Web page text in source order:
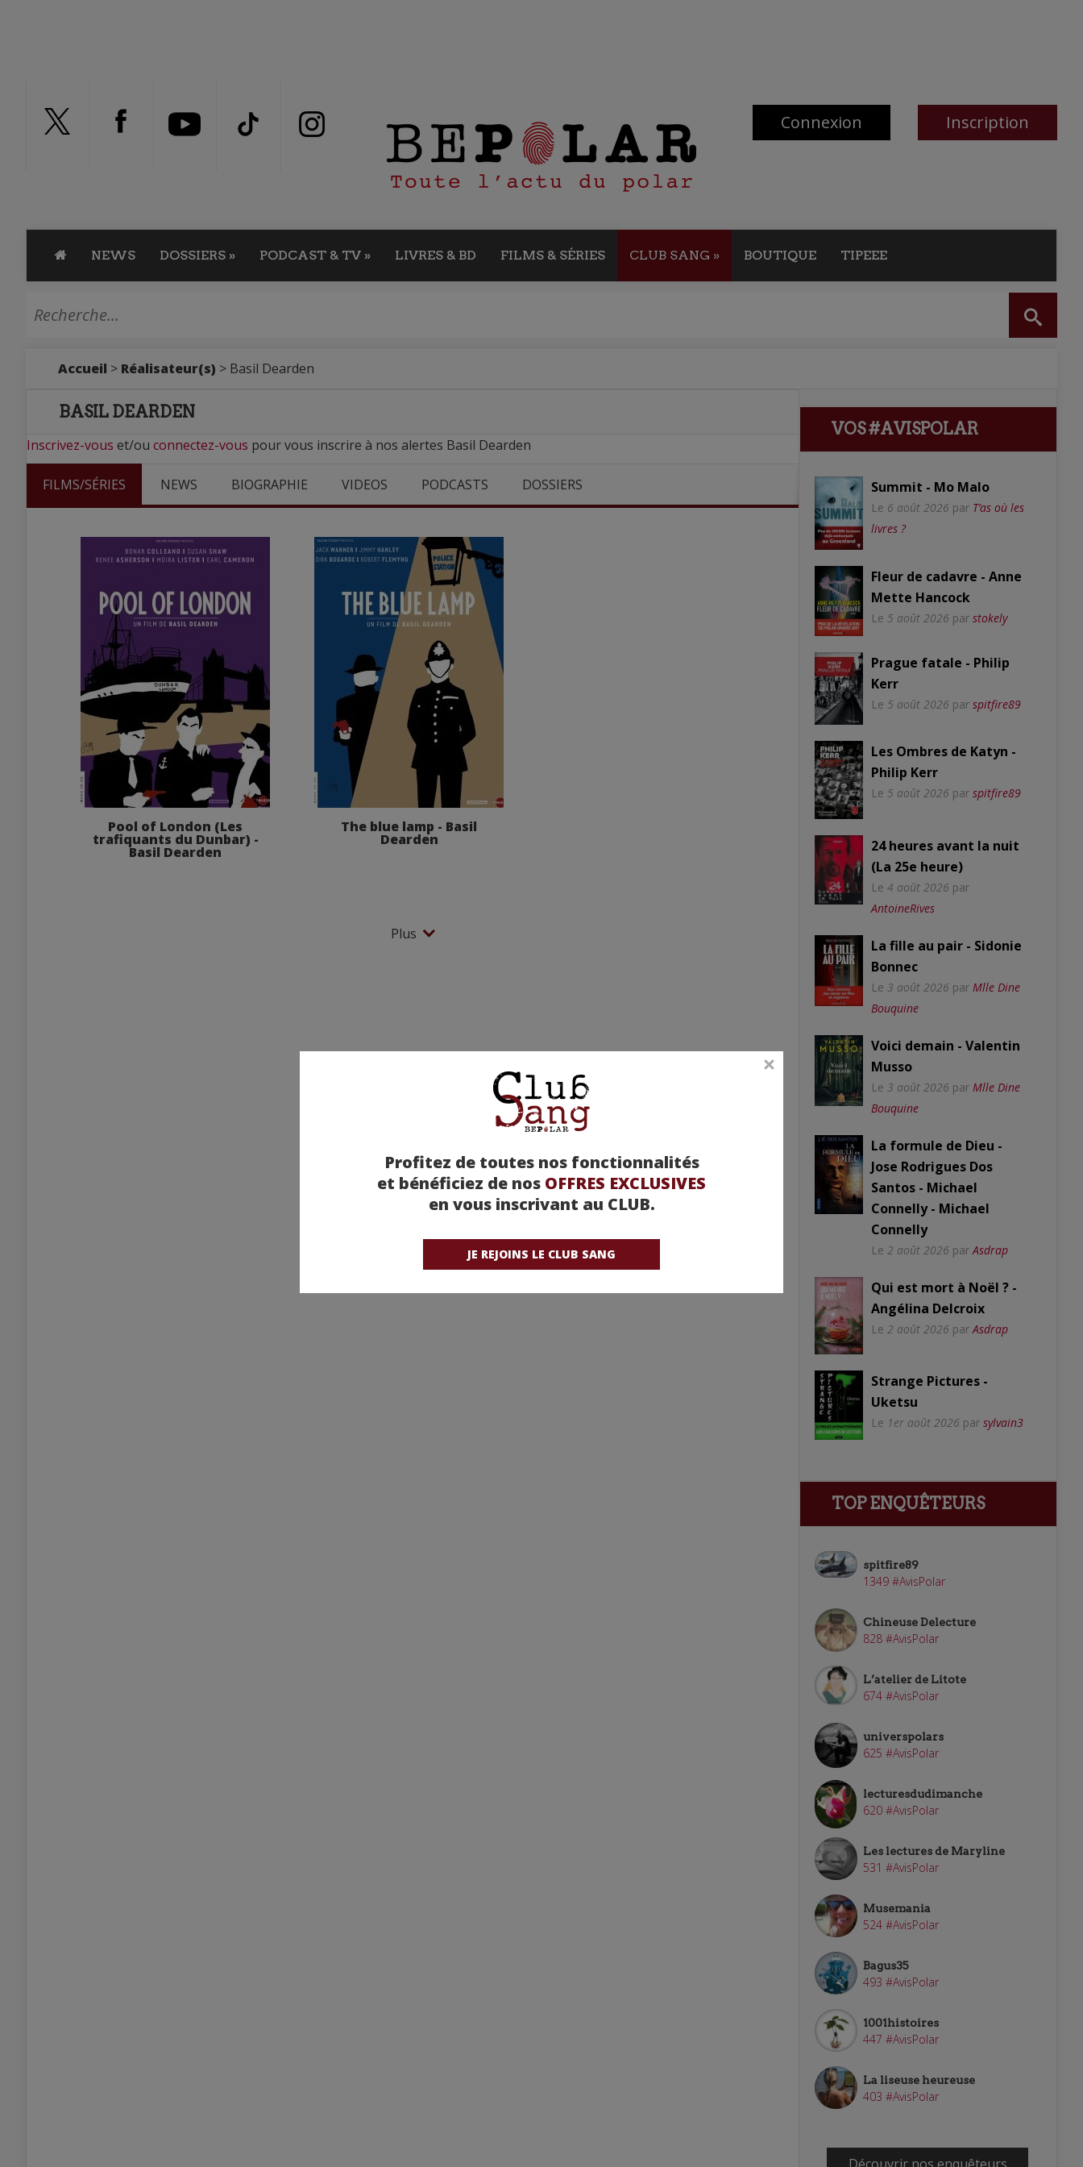
Connexion Inscription
NEWS DOSSIERS » PODCAST & TV » LIVRES & BD FILMS & SÉRIES CLUB SANG » BOUTIQUE TIPEEE
Profitez de toutes nos fonctionnalités
et bénéficiez de nos OFFRES EXCLUSIVES
en vous inscrivant au CLUB.
JE REJOINS LE CLUB SANG
Accueil > Réalisateur(s) > Basil Dearden
BASIL DEARDEN
Inscrivez-vous et/ou connectez-vous pour vous inscrire à nos alertes Basil Dearden
FILMS/SÉRIES NEWS BIOGRAPHIE VIDEOS PODCASTS DOSSIERS
Pool of London (Les
trafiquants du Dunbar) -
Basil Dearden
The blue lamp - Basil
Dearden
Plus
VOS #AVISPOLAR
Summit - Mo Malo
Le 6 août 2026 par T’as où les
livres ?
Fleur de cadavre - Anne
Mette Hancock
Le 5 août 2026 par stokely
Prague fatale - Philip
Kerr
Le 5 août 2026 par spitfire89
Les Ombres de Katyn -
Philip Kerr
Le 5 août 2026 par spitfire89
24 heures avant la nuit
(La 25e heure)
Le 4 août 2026 par
AntoineRives
La fille au pair - Sidonie
Bonnec
Le 3 août 2026 par Mlle Dine
Bouquine
Voici demain - Valentin
Musso
Le 3 août 2026 par Mlle Dine
Bouquine
La formule de Dieu -
Jose Rodrigues Dos
Santos - Michael
Connelly - Michael
Connelly
Le 2 août 2026 par Asdrap
Qui est mort à Noël ? -
Angélina Delcroix
Le 2 août 2026 par Asdrap
Strange Pictures -
Uketsu
Le 1er août 2026 par sylvain3
TOP ENQUÊTEURS
spitfire89
1349 #AvisPolar
Chineuse Delecture
828 #AvisPolar
L’atelier de Litote
674 #AvisPolar
universpolars
625 #AvisPolar
lecturesdudimanche
620 #AvisPolar
Les lectures de Maryline
531 #AvisPolar
Musemania
524 #AvisPolar
Bagus35
493 #AvisPolar
1001histoires
447 #AvisPolar
La liseuse heureuse
403 #AvisPolar